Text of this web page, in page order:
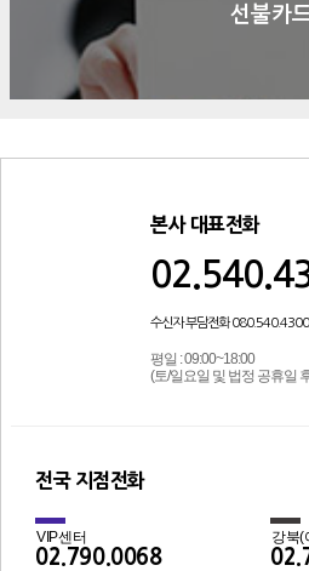
선불카
본사 대표전화
수신자 부담전화 080.540.4300
평일 : 09:00~18:00
(토/일요일 및 법정 공휴일
전국 지점전화
VIP센터
02.790.0068
강북(